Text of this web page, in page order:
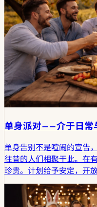
明适宜、从容且经得起时
也不将其视为例外。
单身派对——介于日常
单身告别不是喧闹的宣告
往昔的人们相聚于此。在
珍贵。计划给予安定，开
式与人的契合。如此方能